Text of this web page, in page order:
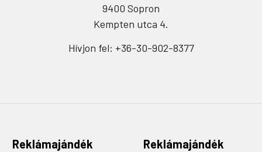
9400 Sopron
Kempten utca 4.
Hívjon fel: +36-30-902-8377
Reklámajándék
Reklámajándék